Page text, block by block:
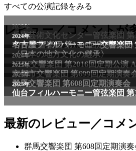
すべての公演記録をみる
レビュー／コメントが
2025年
兵庫芸術文化センター管弦楽団
2011年
NHK交響楽団 第1706回定期公演
2024年
名古屋フィルハーモニー交響楽団
〈日本の地方文化の継承〉
2024年
NHK交響楽団 第2016回定期公演
2025年
京都市交響楽団 第699回定期演奏
2025年
群馬交響楽団 第608回定期演奏会
2025年
仙台フィルハーモニー管弦楽団
最新のレビュー／コメ
群馬交響楽団 第608回定期演奏